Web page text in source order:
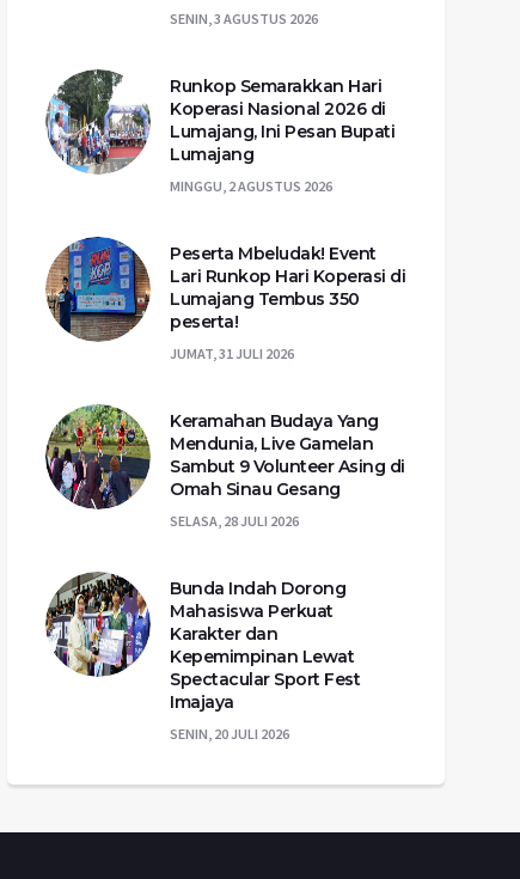
SENIN, 3 AGUSTUS 2026
Runkop Semarakkan Hari
Koperasi Nasional 2026 di
Lumajang, Ini Pesan Bupati
Lumajang
MINGGU, 2 AGUSTUS 2026
Peserta Mbeludak! Event
Lari Runkop Hari Koperasi di
Lumajang Tembus 350
peserta!
JUMAT, 31 JULI 2026
Keramahan Budaya Yang
Mendunia, Live Gamelan
Sambut 9 Volunteer Asing di
Omah Sinau Gesang
SELASA, 28 JULI 2026
Bunda Indah Dorong
Mahasiswa Perkuat
Karakter dan
Kepemimpinan Lewat
Spectacular Sport Fest
Imajaya
SENIN, 20 JULI 2026